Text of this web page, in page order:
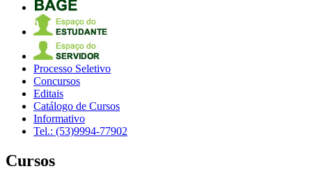
Processo Seletivo
Concursos
Editais
Catálogo de Cursos
Informativo
Tel.: (53)9994-77902
Cursos